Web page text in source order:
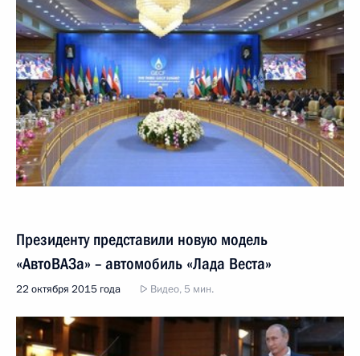
Президенту представили новую модель
«АвтоВАЗа» – автомобиль «Лада Веста»
22 октября 2015 года Видео, 5 мин.